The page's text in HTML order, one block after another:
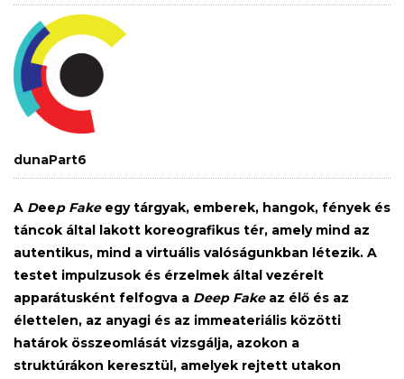
dunaPart6
A Deep Fakeegy tárgyak, emberek, hangok, fények és
táncok által lakott koreografikus tér, amely mind az
autentikus, mind a virtuális valóságunkban létezik. A
testet impulzusok és érzelmek által vezérelt
apparátusként felfogva a Deep Fakeaz élő és az
élettelen, az anyagi és az immeateriális közötti
határok összeomlását vizsgálja, azokon a
struktúrákon keresztül, amelyek rejtett utakon